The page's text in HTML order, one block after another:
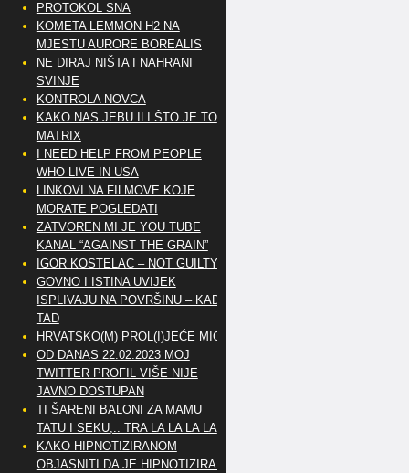
PROTOKOL SNA
KOMETA LEMMON H2 NA
MJESTU AURORE BOREALIS
NE DIRAJ NIŠTA I NAHRANI
SVINJE
KONTROLA NOVCA
KAKO NAS JEBU ILI ŠTO JE TO
MATRIX
I NEED HELP FROM PEOPLE
WHO LIVE IN USA
LINKOVI NA FILMOVE KOJE
MORATE POGLEDATI
ZATVOREN MI JE YOU TUBE
KANAL “AGAINST THE GRAIN”
IGOR KOSTELAC – NOT GUILTY
GOVNO I ISTINA UVIJEK
ISPLIVAJU NA POVRŠINU – KAD
TAD
HRVATSKO(M) PROL(I)JEĆE MIG
OD DANAS 22.02.2023 MOJ
TWITTER PROFIL VIŠE NIJE
JAVNO DOSTUPAN
TI ŠARENI BALONI ZA MAMU
TATU I SEKU,.. TRA LA LA LA LA
KAKO HIPNOTIZIRANOM
OBJASNITI DA JE HIPNOTIZIRAN